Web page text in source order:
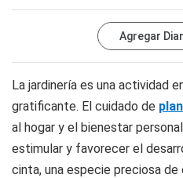
Agregar
La jardinería es una actividad
gratificante. El cuidado de
al hogar y el bienestar
estimular y favorecer el
cinta, una especie preciosa